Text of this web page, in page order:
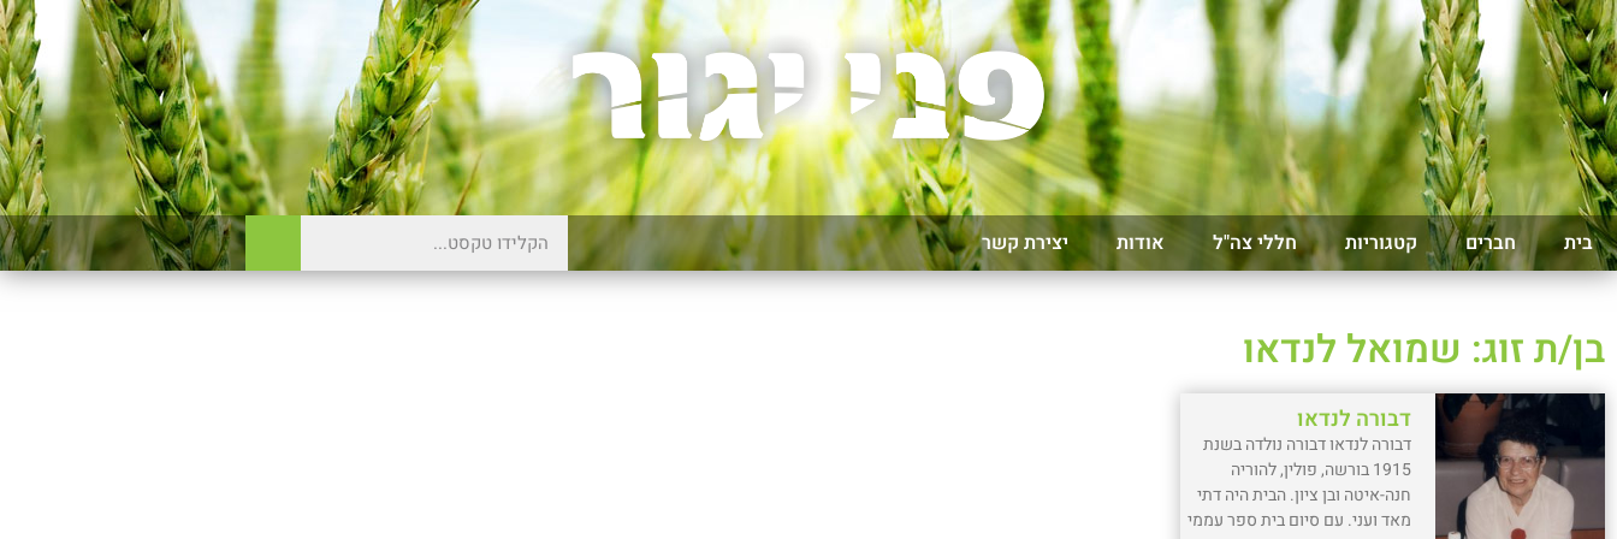
בית חברים קטגוריות חללי צה"ל אודות יצירת קשר
בן/ת זוג: שמואל לנדאו
דבורה לנדאו
דבורה לנדאו דבורה נולדה בשנת
1915 בורשה, פולין, להוריה
חנה-איטה ובן ציון. הבית היה דתי
מאד ועני. עם סיום בית ספר עממי